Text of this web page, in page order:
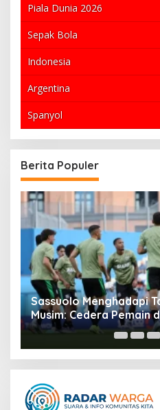
Piala Dunia 2026
Sepak Bola
Indonesia
Argentina
Spanyol
Berita Populer
Sassuolo Menghadapi
Musim: Cedera Pemain